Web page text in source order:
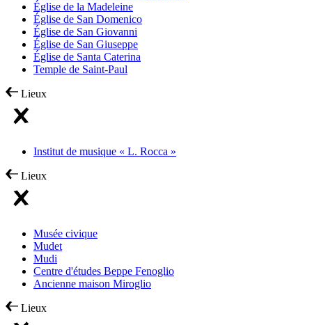
Église de la Madeleine
Église de San Domenico
Église de San Giovanni
Église de San Giuseppe
Église de Santa Caterina
Temple de Saint-Paul
Lieux
Institut de musique « L. Rocca »
Lieux
Musée civique
Mudet
Mudi
Centre d'études Beppe Fenoglio
Ancienne maison Miroglio
Lieux